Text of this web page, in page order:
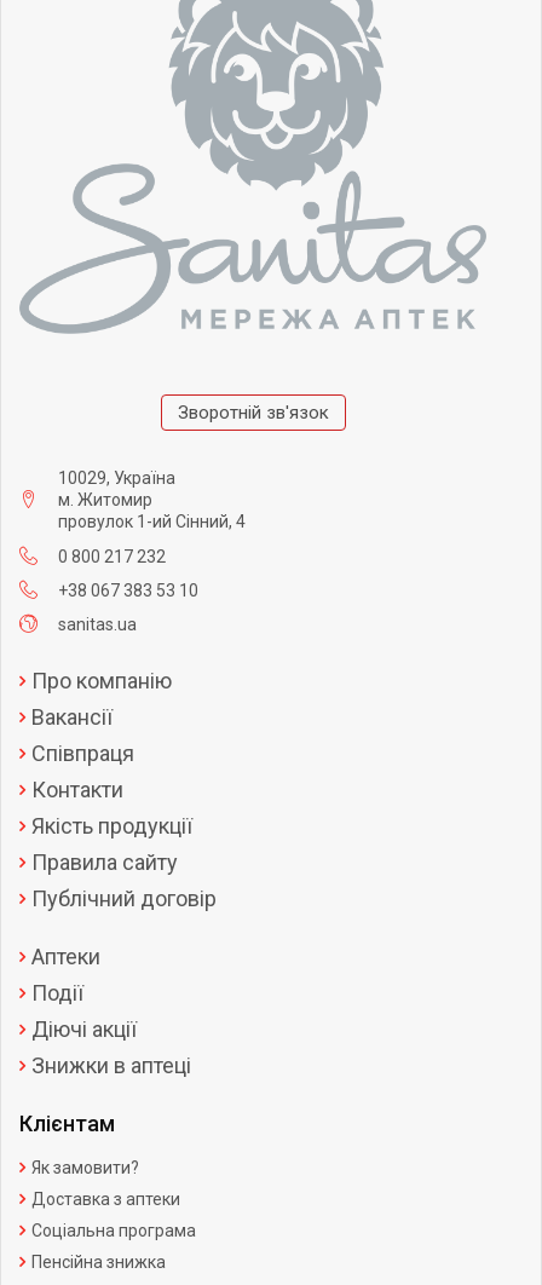
Зворотній зв'язок
10029, Україна
м. Житомир
провулок 1-ий Сінний, 4
0 800 217 232
+38 067 383 53 10
sanitas.ua
Про компанію
Вакансії
Співпраця
Контакти
Якість продукції
Правила сайту
Публічний договір
Аптеки
Події
Діючі акції
Знижки в аптеці
Клієнтам
Як замовити?
Доставка з аптеки
Соціальна програма
Пенсійна знижка